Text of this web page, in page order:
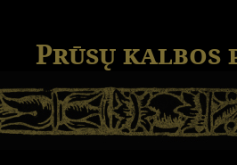
Prūsų kalbos